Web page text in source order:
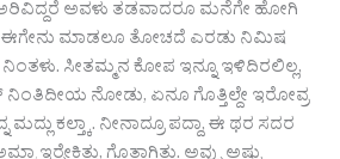
ಅವಳು ತಡವಾದರೂ ಮನೆಗೇ ಹೋಗಿ
ಈಗೇನು ಮಾಡಲೂ ತೋಚದೆ ಎರಡು ನಿಮಿಷ
ಸೀತಮ್ಮನ ಕೋಪ ಇನ್ನೂ ಇಳಿದಿರಲಿಲ್ಲ,
ನೋಡು, ಏನೂ ಗೊತ್ತಿಲ್ದೇ ಇರೋವ್ರ
ಕಲ್ತ್ಕಾ. ನೀನಾದ್ರೂ ಪದ್ದಾ, ಈ ಥರ ಸದರ